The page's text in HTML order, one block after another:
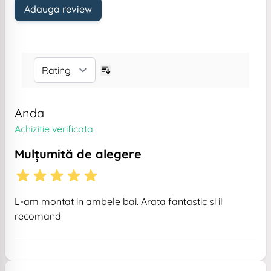
Adauga review
Anda
Achizitie verificata
Mulțumită de alegere
L-am montat in ambele bai. Arata fantastic si il
recomand